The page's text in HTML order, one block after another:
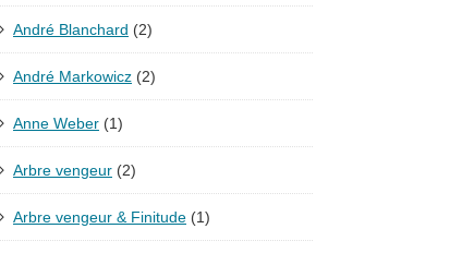
André Blanchard (2)
André Markowicz (2)
Anne Weber (1)
Arbre vengeur (2)
Arbre vengeur & Finitude (1)